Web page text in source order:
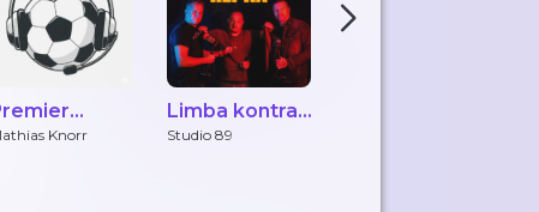
z
Knorr
Limba kontra
Řepka
Studio 89